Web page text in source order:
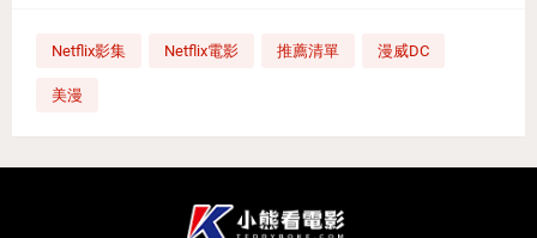
Netflix影集 Netflix電影 推薦清單 漫威DC
美漫